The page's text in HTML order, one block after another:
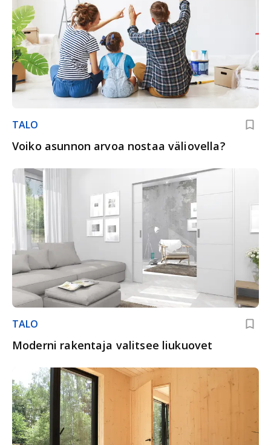
TALO
Voiko asunnon arvoa nostaa väliovella?
TALO
Moderni rakentaja valitsee liukuovet